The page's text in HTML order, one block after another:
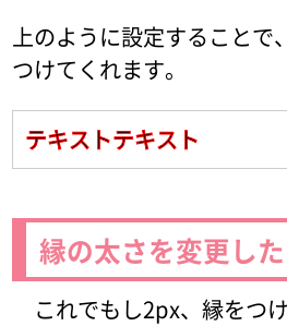
上のように設定することで
つけてくれます。
テキストテキスト
縁の太さを変更し
これでもし2px、縁をつ